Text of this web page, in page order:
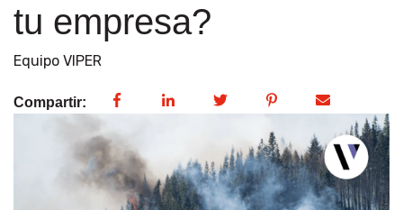
tu empresa?
Equipo VIPER
Compartir: